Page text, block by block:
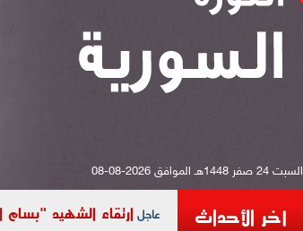
السبت 24 صفر 1448هـ الموافق 2026-08-08
آخر الأحداث عاجل ارتقاء الشهيد "بسام الحاج